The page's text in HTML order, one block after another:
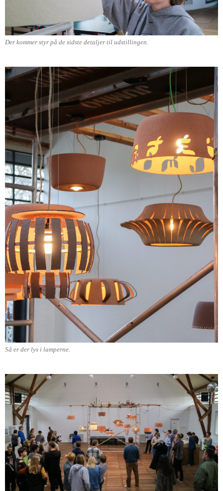
Der kommer styr på de sidste detaljer til udstillingen.
Så er der lys i lamperne.